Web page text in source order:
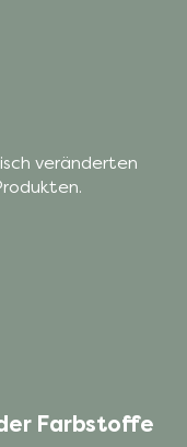
veränderten
Farbstoffe